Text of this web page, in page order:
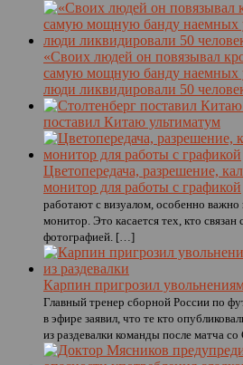
«Своих людей он повязывал
самую мощную банду наемных
люди ликвидировали 50
поставил Китаю ультиматум
Цветопередача, разрешение,
монитор для работы с графикой
работают с визуалом, особенно
монитор. Это касается тех, кто связан
фотографией. […]
Карпин пригрозил
Главный тренер сборной России по
в эфире заявил, что те кто
из раздевалки команды после матча